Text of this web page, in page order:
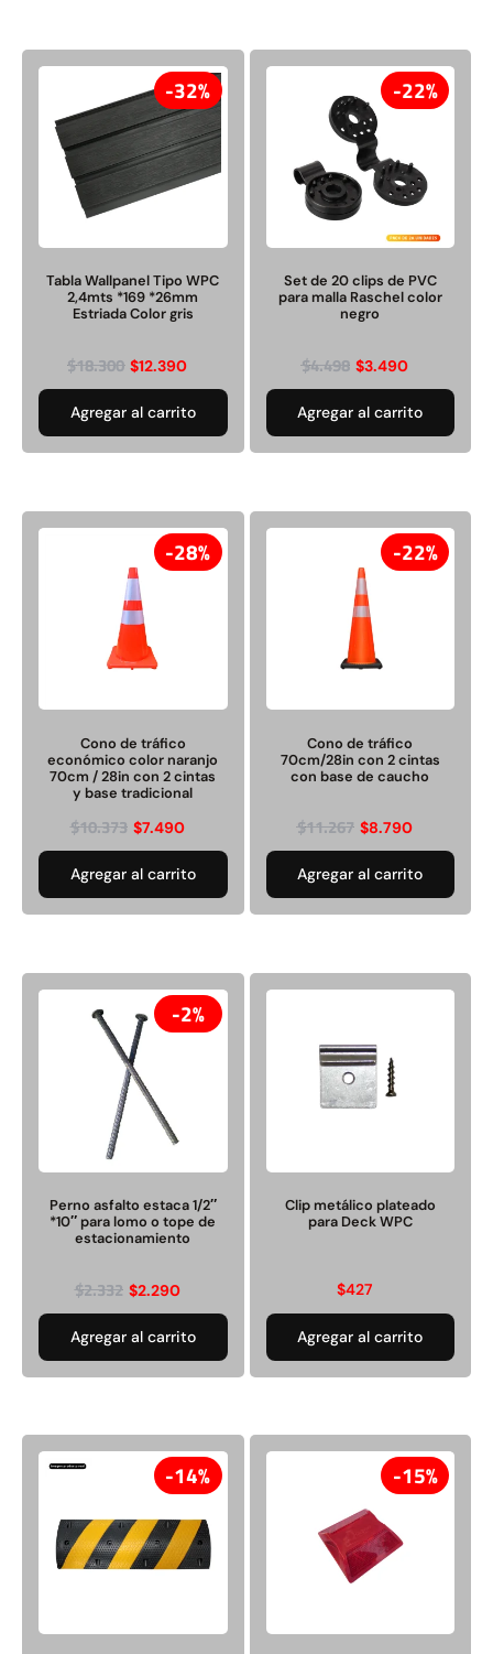
32%
Tabla Wallpanel Tipo WPC
2,4mts *169 *26mm
Estriada Color gris
$18.300 $12.390
Agregar al carrito
22%
Set de 20 clips de PVC
para malla Raschel color
negro
$4.498 $3.490
Agregar al carrito
28%
Cono de tráfico
económico color naranjo
70cm / 28in con 2 cintas
y base tradicional
$10.373 $7.490
Agregar al carrito
22%
Cono de tráfico
70cm/28in con 2 cintas
con base de caucho
$11.267 $8.790
Agregar al carrito
2%
Perno asfalto estaca 1/2″
*10″ para lomo o tope de
estacionamiento
$2.332 $2.290
Agregar al carrito
Clip metálico plateado
para Deck WPC
$427
Agregar al carrito
14% 15%
de 2tn
$2.842.858
Agregar al carrito
capacidad 1000kg
1.470.788
Leer más
Pasto sintético ornamental
densidad 42mm Rollo
4,57*15,24mts
$1.427.544
Leer más
38%
Apilador manual ancho
2,5mts
$1.167.990
Agregar al carrito
49%
Pasto sintético ornamental
Importado USA: Summer
densidad 35mm Rollo
4,57*30,48mts
$2.002.243
$1.021.490
Leer más
22%
Empaquetadura 1/4" 6.4mm
hypalon sin tela 3 MPA
1.192.666 $
Agregar al carrito